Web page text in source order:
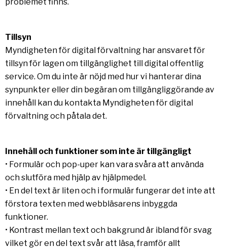
Tillsyn
Myndigheten för digital förvaltning har ansvaret för
tillsyn för lagen om tillgänglighet till digital offentlig
service. Om du inte är nöjd med hur vi hanterar dina
synpunkter eller din begäran om tillgängliggörande av
innehåll kan du kontakta Myndigheten för digital
förvaltning och påtala det.
Innehåll och funktioner som inte är tillgängligt
• Formulär och pop-uper kan vara svåra att använda
och slutföra med hjälp av hjälpmedel.
• En del text är liten och i formulär fungerar det inte att
förstora texten med webbläsarens inbyggda
funktioner.
• Kontrast mellan text och bakgrund är ibland för svag
vilket gör en del text svår att läsa, framför allt